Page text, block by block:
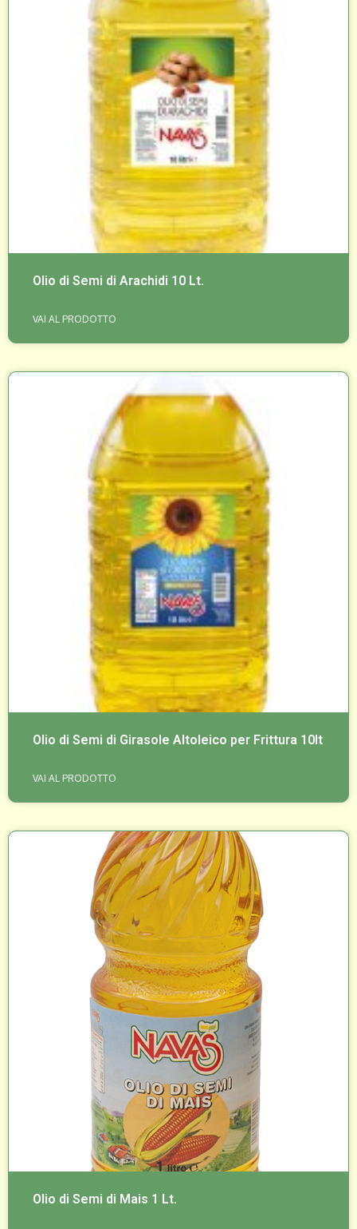
Olio di Semi di Arachidi 10 Lt.
VAI AL PRODOTTO
Olio di Semi di Girasole Altoleico per Frittura 10lt
VAI AL PRODOTTO
Olio di Semi di Mais 1 Lt.